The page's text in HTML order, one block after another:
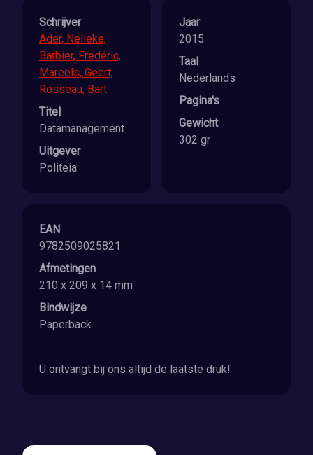
Schrijver
Ader, Nelleke,
Barbier, Frédéric,
Mareels, Geert,
Rosseau, Bart
Titel
Datamanagement
Uitgever
Politeia
Jaar
2015
Taal
Nederlands
Pagina's
Gewicht
302 gr
EAN
9782509025821
Afmetingen
210 x 209 x 14 mm
Bindwijze
Paperback
U ontvangt bij ons altijd de laatste druk!